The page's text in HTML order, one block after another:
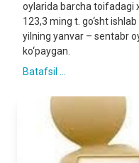
oylarida barcha toifadagi
123,3 ming t. go‘sht
yilning yanvar – sentabr
ko‘paygan.
Batafsil ...